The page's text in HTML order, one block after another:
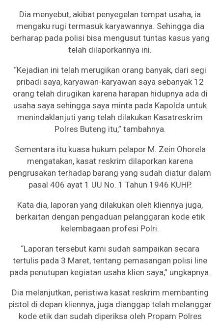
Dia menyebut, akibat penyegelan tempat usaha, ia
mengaku rugi termasuk karyawannya. Sehingga dia
berharap pada polisi bisa mengusut tuntas kasus yang
telah dilaporkannya ini.
“Kejadian ini telah merugikan orang banyak, dari segi
pribadi saya, karyawan-karyawan saya sebanyak 12
orang telah dirugikan karena harapan hidupnya ada di
usaha saya sehingga saya minta pada Kapolda untuk
menindaklanjuti yang telah dilakukan Kasatreskrim
Polres Buteng itu,” tambahnya.
Sementara itu kuasa hukum pelapor M. Zein Ohorela
mengatakan, kasat reskrim dilaporkan karena
pengrusakan terhadap barang yang sudah diatur dalam
pasal 406 ayat 1 UU No. 1 Tahun 1946 KUHP.
Kata dia, laporan yang dilakukan oleh kliennya juga,
berkaitan dengan pengaduan pelanggaran kode etik
kelembagaan profesi Polri.
“Laporan tersebut kami sudah sampaikan secara
tertulis pada 3 Maret, tentang pemasangan polisi line
pada penutupan kegiatan usaha klien saya,” ungkapnya.
Dia melanjutkan, peristiwa kasat reskrim membanting
pistol di depan kliennya, juga dianggap telah melanggar
kode etik dan sudah diperiksa oleh Propam Polres